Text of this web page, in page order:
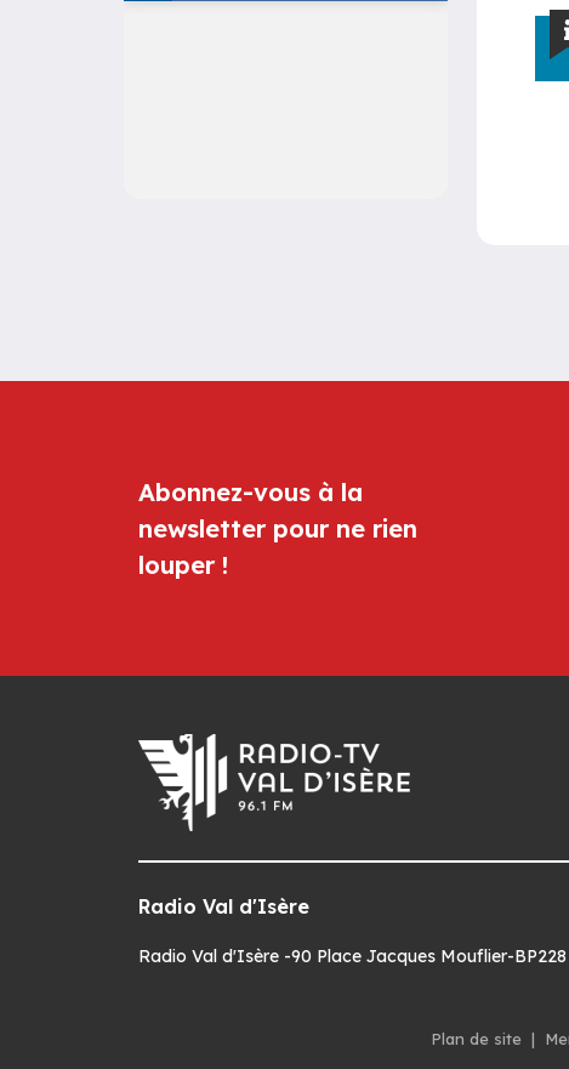
Abonnez-vous à la
newsletter pour ne rien
louper !
Radio Val d'Isère
Radio Val d'Isère -90 Place Jacques Mouflier-
Plan de site |